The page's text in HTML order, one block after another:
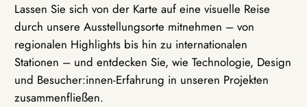
Lassen Sie sich von der Karte auf eine visuelle Reise
durch unsere Ausstellungsorte mitnehmen – von
regionalen Highlights bis hin zu internationalen
Stationen – und entdecken Sie, wie Technologie, Design
und Besucher:innen-Erfahrung in unseren Projekten
zusammenfließen.